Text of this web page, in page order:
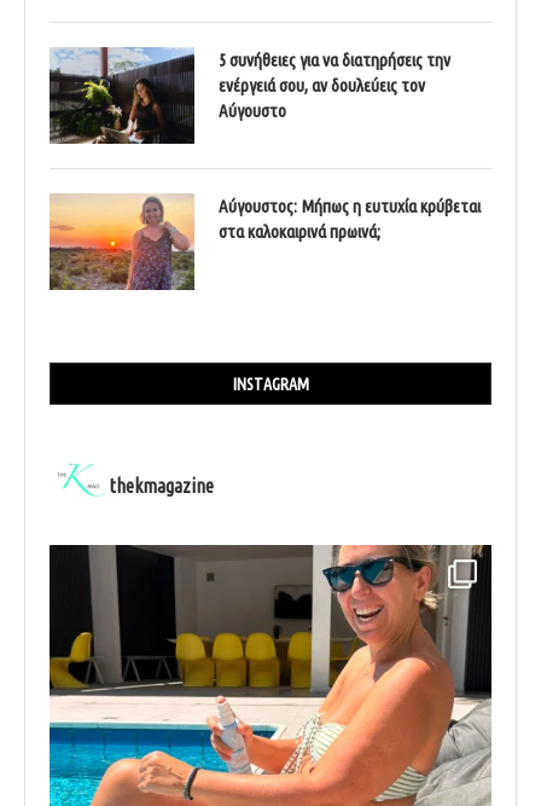
5 συνήθειες για να διατηρήσεις την
ενέργειά σου, αν δουλεύεις τον
Αύγουστο
Αύγουστος: Μήπως η ευτυχία κρύβεται
στα καλοκαιρινά πρωινά;
INSTAGRAM
thekmagazine